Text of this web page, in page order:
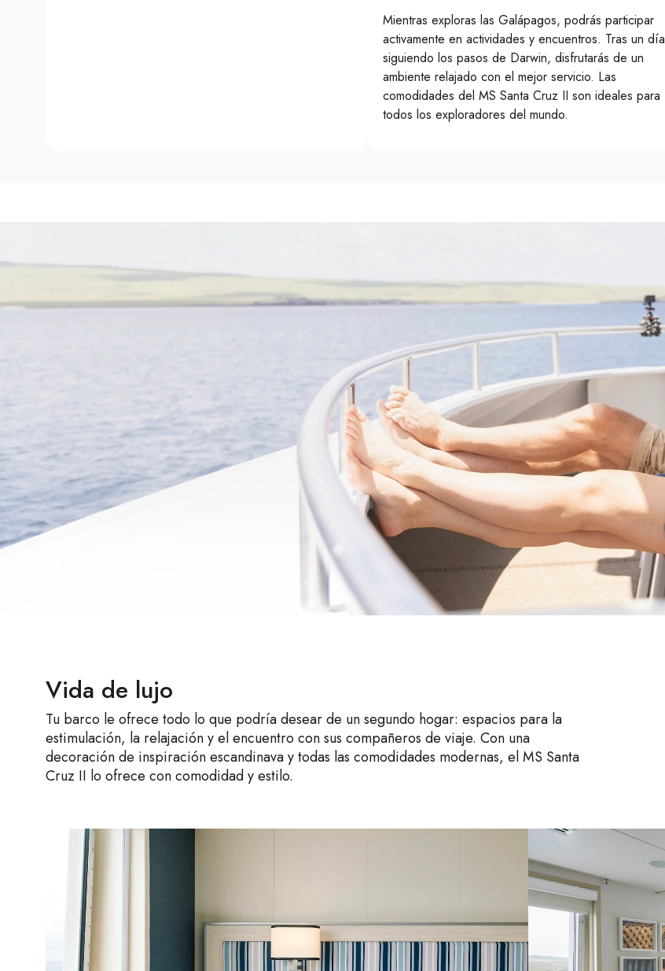
Mientras exploras las Galápagos, podrás participar
activamente en actividades y encuentros. Tras un día
siguiendo los pasos de Darwin, disfrutarás de un
ambiente relajado con el mejor servicio. Las
comodidades del MS Santa Cruz II son ideales para
todos los exploradores del mundo.
Vida de lujo
Tu barco le ofrece todo lo que podría desear de un segundo hogar: espacios para la
estimulación, la relajación y el encuentro con sus compañeros de viaje. Con una
decoración de inspiración escandinava y todas las comodidades modernas, el MS Santa
Cruz II lo ofrece con comodidad y estilo.